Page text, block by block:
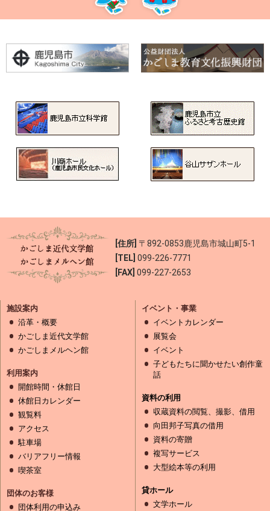
[住所] 〒892-0853鹿児島市城山町5-1
[TEL] 099-226-7771
[FAX] 099-227-2653
施設案内
沿革・概要
かごしま近代文学館
かごしまメルヘン館
利用案内
開館時間・休館日
休館日カレンダー
観覧料
アクセス
駐車場
バリアフリー情報
喫茶室
団体のお客様
団体利用の申込み
イベント・事業
イベントカレンダー
展覧会
イベント
子どもたちに聞かせたい創作童
話
資料の利用
収蔵資料の閲覧、撮影、借用
向田邦子写真の借用
資料の寄贈
複写サービス
大型絵本等の利用
貸ホール
文学ホール